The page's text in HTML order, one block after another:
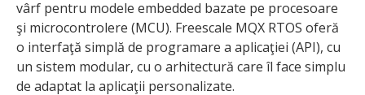
vârf pentru modele embedded bazate pe procesoare
şi microcontrolere (MCU). Freescale MQX RTOS oferă
o interfaţă simplă de programare a aplicaţiei (API), cu
un sistem modular, cu o arhitectură care îl face simplu
de adaptat la aplicaţii personalizate.